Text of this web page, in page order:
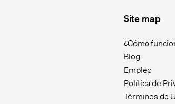
Site map
¿Cómo
Blog
Empleo
Política de
Términos de